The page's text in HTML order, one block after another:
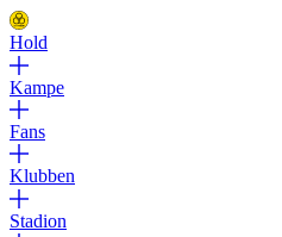
Hold
Kampe
Fans
Klubben
Stadion